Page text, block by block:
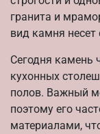
гранита и
вид камня несет
Сегодня камень
кухонных
полов. Важный
поэтому его
материалами,